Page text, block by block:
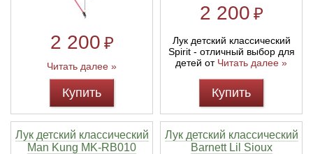
2 200 ₽
Читать далее »
Купить
2 200 ₽
Лук детский классический
Spirit - отличный выбор для
детей от Читать далее »
Купить
Лук детский классический
Man Kung MK-RB010
Лук детский классический
Barnett Lil Sioux